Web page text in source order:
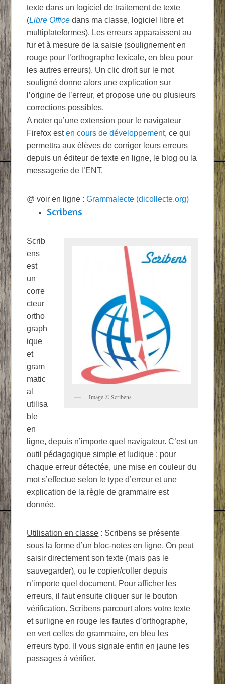
texte dans un logiciel de traitement de texte
(Libre Office dans ma classe, logiciel libre et
multiplateformes). Les erreurs apparaissent au
fur et à mesure de la saisie (soulignement en
rouge pour l’orthographe lexicale, en bleu pour
les autres erreurs). Un clic droit sur le mot
souligné donne alors une explication sur
l’origine de l’erreur, et propose une ou plusieurs
corrections possibles.
A noter qu’une extension pour le navigateur
Firefox esten cours de développement, ce qui
permettra aux élèves de corriger leurs erreurs
depuis un éditeur de texte en ligne, le blog ou la
messagerie de l’ENT.
@ voir en ligne :Grammalecte (dicollecte.org)
Scribens
Image © Scribens
Scrib
ens
est
un
corre
cteur
ortho
graph
ique
et
gram
matic
al
utilisa
ble
en
ligne, depuis n’importe quel navigateur. C’est un
outil pédagogique simple et ludique : pour
chaque erreur détectée, une mise en couleur du
mot s’effectue selon le type d’erreur et une
explication de la règle de grammaire est
donnée.
Utilisation en classe : Scribens se présente
sous la forme d’un bloc-notes en ligne. On peut
saisir directement son texte (mais pas le
sauvegarder), ou le copier/coller depuis
n’importe quel document. Pour afficher les
erreurs, il faut ensuite cliquer sur le bouton
vérification. Scribens parcourt alors votre texte
et surligne en rouge les fautes d’orthographe,
en vert celles de grammaire, en bleu les
erreurs typo. Il vous signale enfin en jaune les
passages à vérifier.